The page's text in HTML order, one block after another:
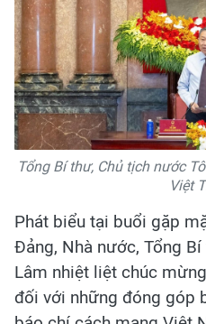
Tổng Bí thư, Chủ tịch nước
Việt
Phát biểu tại buổi gặp
Đảng, Nhà nước, Tổng
Lâm nhiệt liệt chúc
đối với những đóng góp